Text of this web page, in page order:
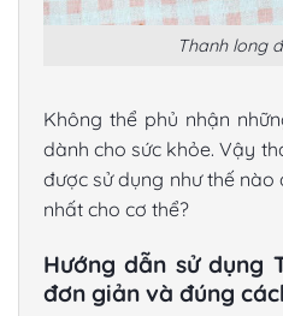
Thanh long
Không thể phủ nhận
dành cho sức khỏe. Vậy
được sử dụng như thế
nhất cho cơ thể?
Hướng dẫn sử dụng
đơn giản và đúng